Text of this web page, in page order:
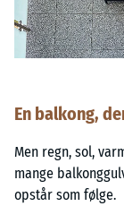
En balkong,
Men regn, sol,
mange
opstår som følge.